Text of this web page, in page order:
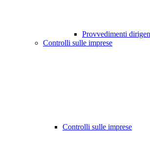
Provvedimenti
Controlli sulle imprese
Controlli sulle imprese